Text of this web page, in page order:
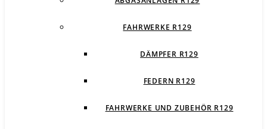
FAHRWERKE R129
DÄMPFER R129
FEDERN R129
FAHRWERKE UND ZUBEHÖR R129